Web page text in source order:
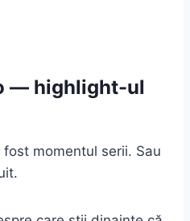
— highlight-ul
fost momentul serii. Sau